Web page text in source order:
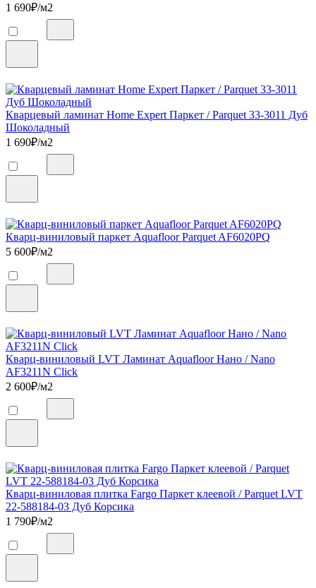
1 690₽/м2
Кварцевый ламинат Home Expert Паркет / Parquet 33-3011 Дуб
Шоколадный
1 690₽/м2
Кварц-виниловый паркет Aquafloor Parquet AF6020PQ
5 600₽/м2
Кварц-виниловый LVT Ламинат Aquafloor Нано / Nano
AF3211N Click
2 600₽/м2
Кварц-виниловая плитка Fargo Паркет клеевой / Parquet LVT
22-588184-03 Дуб Корсика
1 790₽/м2